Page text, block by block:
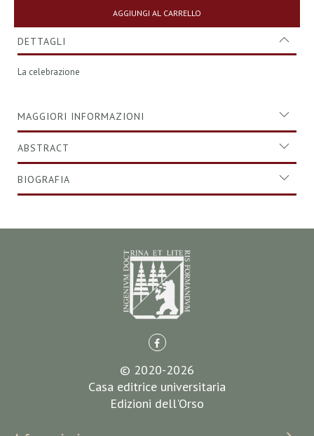
AGGIUNGI AL CARRELLO
DETTAGLI
La celebrazione
MAGGIORI INFORMAZIONI
ABSTRACT
BIOGRAFIA
© 2020-2026
Casa editrice universitaria
Edizioni dell'Orso